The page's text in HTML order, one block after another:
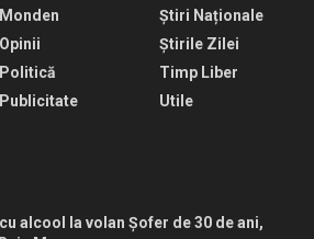
Monden
Opinii
Politică
Publicitate
Știri Naționale
Știrile Zilei
Timp Liber
Utile
alcool la volan Șofer de 30 de ani,